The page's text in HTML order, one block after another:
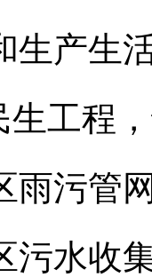
生产生
生工程
雨污管
污水收